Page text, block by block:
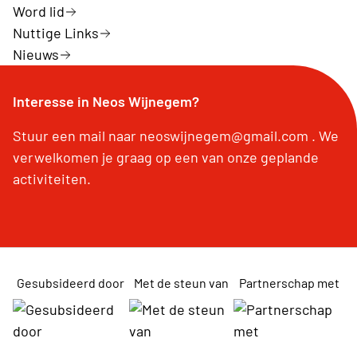
Word lid
Nuttige Links
Nieuws
Interesse in Neos Wijnegem?
Stuur een mail naar neoswijnegem@gmail.com . We
verwelkomen je graag op een van onze geplande
activiteiten.
Gesubsideerd door Met de steun van Partnerschap met